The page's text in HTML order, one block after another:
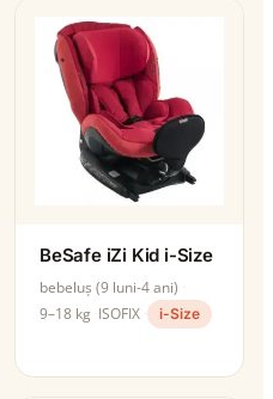
BeSafe iZi Kid i-Size
bebeluș (9 luni-4 ani)
9–18 kg ISOFIX i-Size